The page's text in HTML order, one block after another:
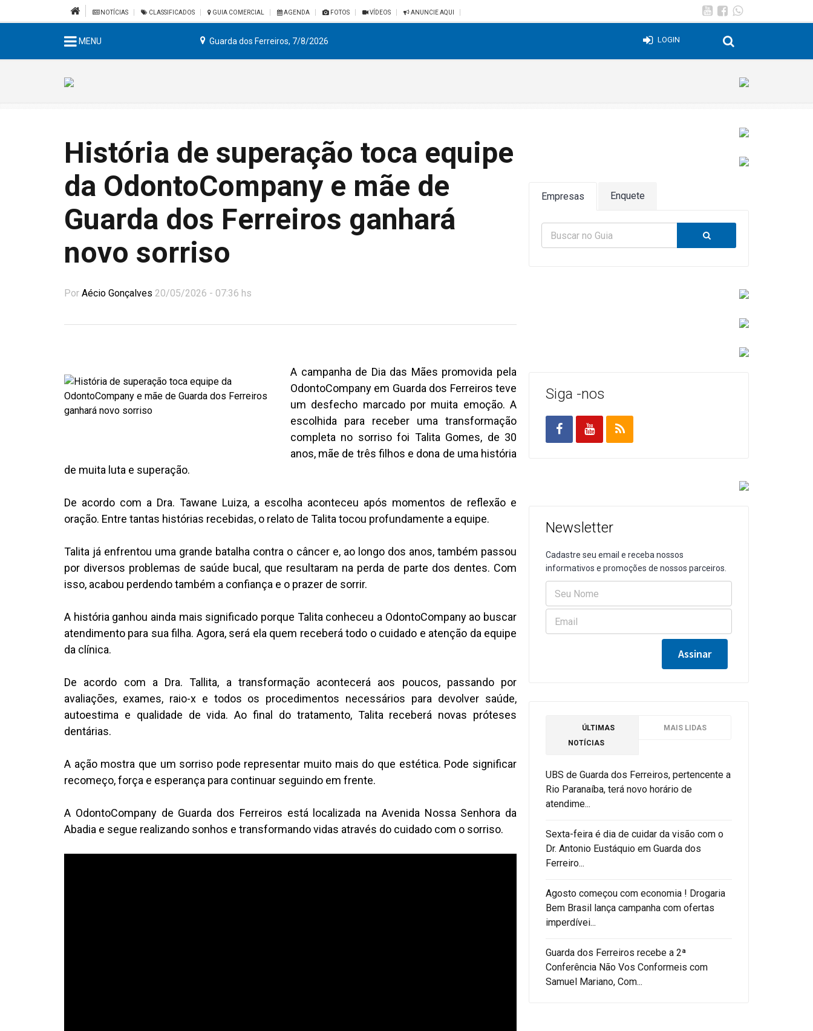
NOTÍCIAS CLASSIFICADOS GUIA COMERCIAL AGENDA FOTOS VÍDEOS ANUNCIE AQUI
MENU Guarda dos Ferreiros, 7/8/2026 LOGIN
História de superação toca equipe
da OdontoCompany e mãe de
Guarda dos Ferreiros ganhará
novo sorriso
Por Aécio Gonçalves 20/05/2026 - 07:36 hs
A campanha de Dia das Mães promovida pela
OdontoCompany em Guarda dos Ferreiros teve
um desfecho marcado por muita emoção. A
escolhida para receber uma transformação
completa no sorriso foi Talita Gomes, de 30
anos, mãe de três filhos e dona de uma história
de muita luta e superação.
De acordo com a Dra. Tawane Luiza, a escolha aconteceu após momentos de reflexão e
oração. Entre tantas histórias recebidas, o relato de Talita tocou profundamente a equipe.
Talita já enfrentou uma grande batalha contra o câncer e, ao longo dos anos, também passou
por diversos problemas de saúde bucal, que resultaram na perda de parte dos dentes. Com
isso, acabou perdendo também a confiança e o prazer de sorrir.
A história ganhou ainda mais significado porque Talita conheceu a OdontoCompany ao buscar
atendimento para sua filha. Agora, será ela quem receberá todo o cuidado e atenção da equipe
da clínica.
De acordo com a Dra. Tallita, a transformação acontecerá aos poucos, passando por
avaliações, exames, raio-x e todos os procedimentos necessários para devolver saúde,
autoestima e qualidade de vida. Ao final do tratamento, Talita receberá novas próteses
dentárias.
A ação mostra que um sorriso pode representar muito mais do que estética. Pode significar
recomeço, força e esperança para continuar seguindo em frente.
A OdontoCompany de Guarda dos Ferreiros está localizada na Avenida Nossa Senhora da
Abadia e segue realizando sonhos e transformando vidas através do cuidado com o sorriso.
Empresas Enquete
Siga -nos
Newsletter
Cadastre seu email e receba nossos
informativos e promoções de nossos parceiros.
ÚLTIMAS
NOTÍCIAS
MAIS LIDAS
UBS de Guarda dos Ferreiros, pertencente a
Rio Paranaíba, terá novo horário de
atendime...
Sexta-feira é dia de cuidar da visão com o
Dr. Antonio Eustáquio em Guarda dos
Ferreiro...
Agosto começou com economia ! Drogaria
Bem Brasil lança campanha com ofertas
imperdívei...
Guarda dos Ferreiros recebe a 2ª
Conferência Não Vos Conformeis com
Samuel Mariano, Com...